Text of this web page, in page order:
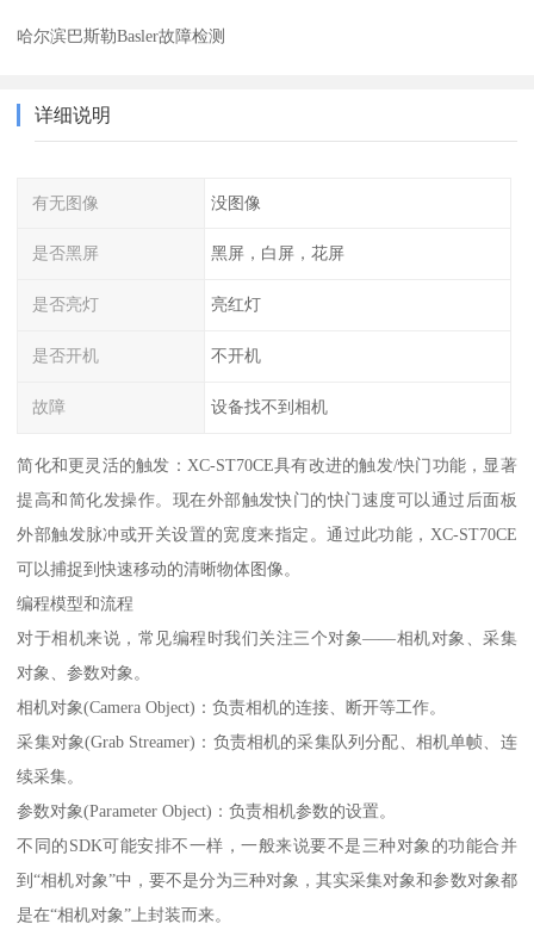
哈尔滨巴斯勒Basler故障检测
详细说明
有无图像 没图像
是否黑屏 黑屏，白屏，花屏
是否亮灯 亮红灯
是否开机 不开机
故障 设备找不到相机
简化和更灵活的触发：XC-ST70CE具有改进的触发/快门功能，显著
提高和简化发操作。现在外部触发快门的快门速度可以通过后面板
外部触发脉冲或开关设置的宽度来指定。通过此功能，XC-ST70CE
可以捕捉到快速移动的清晰物体图像。
编程模型和流程
对于相机来说，常见编程时我们关注三个对象——相机对象、采集
对象、参数对象。
相机对象(Camera Object)：负责相机的连接、断开等工作。
采集对象(Grab Streamer)：负责相机的采集队列分配、相机单帧、连
续采集。
参数对象(Parameter Object)：负责相机参数的设置。
不同的SDK可能安排不一样，一般来说要不是三种对象的功能合并
到“相机对象”中，要不是分为三种对象，其实采集对象和参数对象都
是在“相机对象”上封装而来。